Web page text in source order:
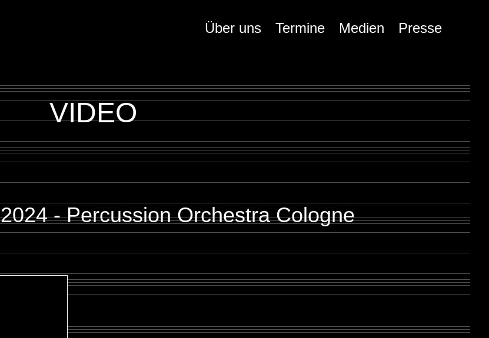
Über uns Termine Medien Presse
VIDEO
- Percussion Orchestra Cologne